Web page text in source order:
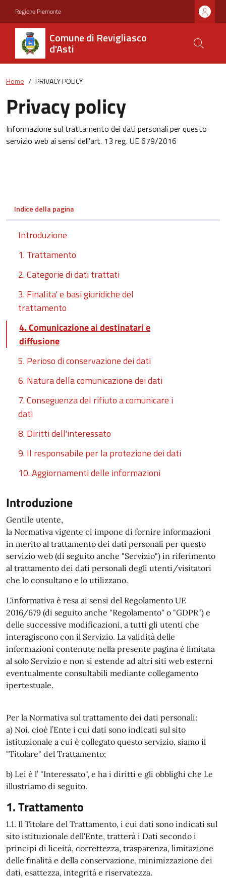
Regione Piemonte
Comune di Revigliasco
d'Asti
Home PRIVACY POLICY
Privacy policy
Informazione sul trattamento dei dati personali per questo
servizio web ai sensi dell'art. 13 reg. UE 679/2016
Indice della pagina
Introduzione
1. Trattamento
2. Categorie di dati trattati
3. Finalita' e basi giuridiche del
trattamento
4. Comunicazione ai destinatari e
diffusione
5. Perioso di conservazione dei dati
6. Natura della comunicazione dei dati
7. Conseguenza del rifiuto a comunicare i
dati
8. Diritti dell'interessato
9. Il responsabile per la protezione dei dati
10. Aggiornamenti delle informazioni
Introduzione
Gentile utente,
la Normativa vigente ci impone di fornire informazioni
in merito al trattamento dei dati personali per questo
servizio web (di seguito anche "Servizio") in riferimento
al trattamento dei dati personali degli utenti/visitatori
che lo consultano e lo utilizzano.
L'informativa è resa ai sensi del Regolamento UE
2016/679 (di seguito anche "Regolamento" o "GDPR") e
delle successive modificazioni, a tutti gli utenti che
interagiscono con il Servizio. La validità delle
informazioni contenute nella presente pagina è limitata
al solo Servizio e non si estende ad altri siti web esterni
eventualmente consultabili mediante collegamento
ipertestuale.
Per la Normativa sul trattamento dei dati personali:
a) Noi, cioè l’Ente i cui dati sono indicati sul sito
istituzionale a cui è collegato questo servizio, siamo il
"Titolare" del Trattamento;
b) Lei è l’ "Interessato", e ha i diritti e gli obblighi che Le
illustriamo di seguito.
1. Trattamento
1.1. Il Titolare del Trattamento, i cui dati sono indicati sul
sito istituzionale dell'Ente, tratterà i Dati secondo i
principi di liceità, correttezza, trasparenza, limitazione
delle finalità e della conservazione, minimizzazione dei
dati, esattezza, integrità e riservatezza.